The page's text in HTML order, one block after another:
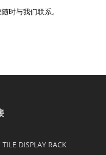
时与我们联系。
DISPLAY RACK